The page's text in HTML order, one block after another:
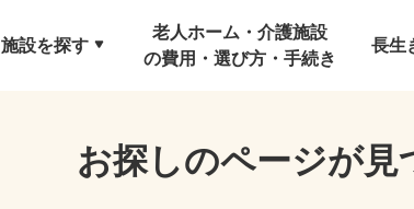
施設を探す
老人ホーム・介護施設
の費用・選び方・手続き
長生
お探しのページが